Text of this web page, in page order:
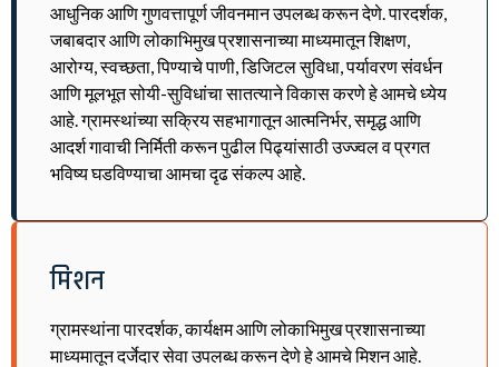
आधुनिक आणि गुणवत्तापूर्ण जीवनमान उपलब्ध करून देणे. पारदर्शक,
जबाबदार आणि लोकाभिमुख प्रशासनाच्या माध्यमातून शिक्षण,
आरोग्य, स्वच्छता, पिण्याचे पाणी, डिजिटल सुविधा, पर्यावरण संवर्धन
आणि मूलभूत सोयी-सुविधांचा सातत्याने विकास करणे हे आमचे ध्येय
आहे. ग्रामस्थांच्या सक्रिय सहभागातून आत्मनिर्भर, समृद्ध आणि
आदर्श गावाची निर्मिती करून पुढील पिढ्यांसाठी उज्ज्वल व प्रगत
भविष्य घडविण्याचा आमचा दृढ संकल्प आहे.
मिशन
ग्रामस्थांना पारदर्शक, कार्यक्षम आणि लोकाभिमुख प्रशासनाच्या
माध्यमातून दर्जेदार सेवा उपलब्ध करून देणे हे आमचे मिशन आहे.